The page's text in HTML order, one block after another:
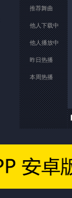
推荐舞曲
他人下载中
他人播放中
昨日热播
本周热播